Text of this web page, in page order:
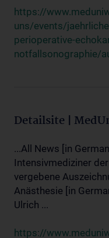
https://
uns/events/
perioperative-
notfallsonographie/
Detailsite |
...All News [in
Intensivmediziner
vergebene
Anästhesie [in
Ulrich ...
https://